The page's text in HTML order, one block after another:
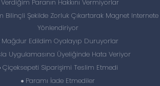
Verdiğim Paranın Hakkını Vermiyorlar
Bilinçli Şekilde Zorluk Çıkartarak Magnet Internete
Yönlendiriyor
Mağdur Edildim Oyalayıp Duruyorlar
Uygulamasına Üyeliğinde Hata Veriyor
Çiçeksepeti Siparişimi Teslim Etmedi
Paramı İade Etmediler